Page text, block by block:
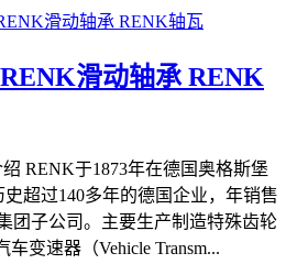
滑动轴承 RENK
RENK于1873年在德国奥格斯堡
史超过140多年的德国企业，年销售
团子公司。主要生产制造特殊齿轮
车变速器（Vehicle Transm...